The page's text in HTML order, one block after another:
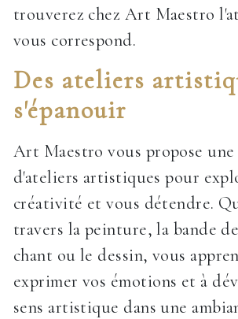
trouverez chez Art Maestro
vous correspond.
Des ateliers
s'épanouir
Art Maestro vous propose
d'ateliers artistiques pour
créativité et vous détendre.
travers la peinture, la bande
chant ou le dessin, vous
exprimer vos émotions et à
sens artistique dans une